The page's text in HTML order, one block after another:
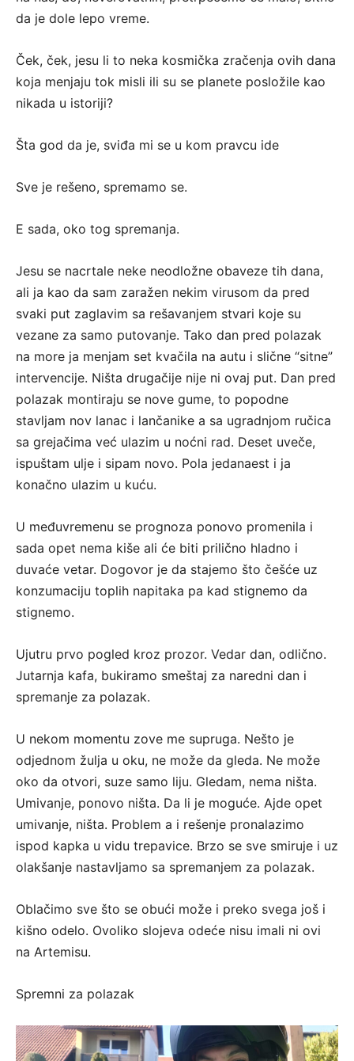
da je dole lepo vreme.
Ček, ček, jesu li to neka kosmička zračenja ovih dana
koja menjaju tok misli ili su se planete posložile kao
nikada u istoriji?
Šta god da je, sviđa mi se u kom pravcu ide
Sve je rešeno, spremamo se.
E sada, oko tog spremanja.
Jesu se nacrtale neke neodložne obaveze tih dana,
ali ja kao da sam zaražen nekim virusom da pred
svaki put zaglavim sa rešavanjem stvari koje su
vezane za samo putovanje. Tako dan pred polazak
na more ja menjam set kvačila na autu i slične “sitne”
intervencije. Ništa drugačije nije ni ovaj put. Dan pred
polazak montiraju se nove gume, to popodne
stavljam nov lanac i lančanike a sa ugradnjom ručica
sa grejačima već ulazim u noćni rad. Deset uveče,
ispuštam ulje i sipam novo. Pola jedanaest i ja
konačno ulazim u kuću.
U međuvremenu se prognoza ponovo promenila i
sada opet nema kiše ali će biti prilično hladno i
duvaće vetar. Dogovor je da stajemo što češće uz
konzumaciju toplih napitaka pa kad stignemo da
stignemo.
Ujutru prvo pogled kroz prozor. Vedar dan, odlično.
Jutarnja kafa, bukiramo smeštaj za naredni dan i
spremanje za polazak.
U nekom momentu zove me supruga. Nešto je
odjednom žulja u oku, ne može da gleda. Ne može
oko da otvori, suze samo liju. Gledam, nema ništa.
Umivanje, ponovo ništa. Da li je moguće. Ajde opet
umivanje, ništa. Problem a i rešenje pronalazimo
ispod kapka u vidu trepavice. Brzo se sve smiruje i uz
olakšanje nastavljamo sa spremanjem za polazak.
Oblačimo sve što se obući može i preko svega još i
kišno odelo. Ovoliko slojeva odeće nisu imali ni ovi
na Artemisu.
Spremni za polazak